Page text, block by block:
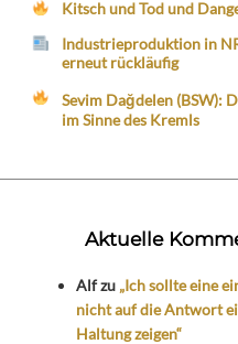
Kitsch und Tod und
Industrieproduktion in
erneut rückläufig
Sevim Dağdelen (BSW):
im Sinne des Kremls
Aktuelle
Alfzu „Ich sollte eine
nicht auf die Antwort
Haltung zeigen“